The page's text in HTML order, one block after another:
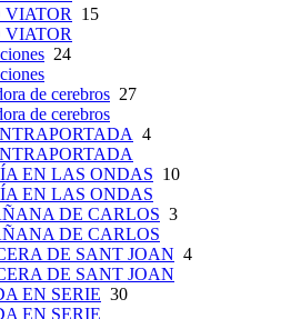
VIATOR 15
VIATOR
24
de cerebros 27
de cerebros
4
EN LAS ONDAS 10
EN LAS ONDAS
DE CARLOS 3
DE CARLOS
DE SANT JOAN 4
DE SANT JOAN
EN SERIE 30
EN SERIE